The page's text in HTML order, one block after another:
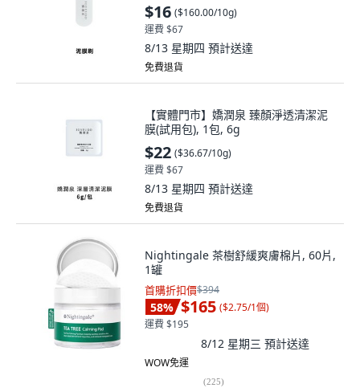
$16 ($160.00/10g)
運費 $67
8/13 星期四 預計送達
免費退貨
【實體門市】嬌潤泉 臻顏淨透清潔泥
膜(試用包), 1包, 6g
$22 ($36.67/10g)
運費 $67
8/13 星期四 預計送達
免費退貨
Nightingale 茶樹舒緩爽膚棉片, 60片,
1罐
首購折扣價$394
58% $165 ($2.75/1個)
運費 $195
8/12 星期三 預計送達
WOW免運
(225)